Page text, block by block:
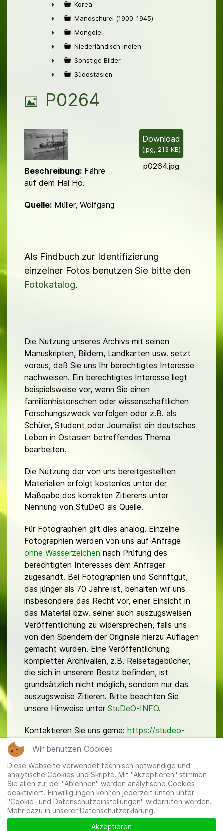
►
►
Korea
►
Mandschurei (1900-1945)
►
Mongolei
►
Niederländisch Indien
►
Sonstige Bilder
Südostasien
B
l
d
P0264
Download
(jpg, 213 KB)
p0264.jpg
Beschreibung: Fähre
auf dem Hai Ho.
Quelle: Müller, Wolfgang
Als Findbuch zur Identifizierung
einzelner Fotos benutzen Sie bitte den
Fotokatalog.
Die Nutzung unseres Archivs mit seinen
Manuskripten, Bildern, Landkarten usw. setzt
voraus, daß Sie uns Ihr berechtigtes Interesse
nachweisen. Ein berechtigtes Interesse liegt
beispielsweise vor, wenn Sie einen
familienhistorischen oder wissenschaftlichen
Forschungszweck verfolgen oder z.B. als
Schüler, Student oder Journalist ein deutsches
Leben in Ostasien betreffendes Thema
bearbeiten.
Die Nutzung der von uns bereitgestellten
Materialien erfolgt kostenlos unter der
Maßgabe des korrekten Zitierens unter
Nennung von StuDeO als Quelle.
Für Fotographien gilt dies analog. Einzelne
Fotographien werden von uns auf Anfrage
ohne Wasserzeichen nach Prüfung des
berechtigten Interesses dem Anfrager
zugesandt. Bei Fotographien und Schriftgut,
das jünger als 70 Jahre ist, behalten wir uns
insbesondere das Recht vor, einer Einsicht in
das Material bzw. seiner auch auszugsweisen
Veröffentlichung zu widersprechen, falls uns
von den Spendern der Originale hierzu Auflagen
gemacht wurden. Eine Veröffentlichung
kompletter Archivalien, z.B. Reisetagebücher,
die sich in unserem Besitz befinden, ist
grundsätzlich nicht möglich, sondern nur das
auszugsweise Zitieren. Bitte beachten Sie
unsere Hinweise unter StuDeO-INFO.
Kontaktieren Sie uns gerne: https://studeo-
Mitglieder|Impressum|Datenschutzerklärung|Cookie-
und Datenschutzeinstellungen
Wir benutzen Cookies
Diese Webseite verwendet technisch notwendige und
analytische Cookies und Skripte. Mit "Akzeptieren" stimmen
Sie allen zu, bei "Ablehnen" werden analytische Cookies
deaktiviert. Einwilligungen können jederzeit unten unter
"Cookie- und Datenschutzeinstellungen" widerrufen werden.
Mehr dazu in unserer Datenschutzerklärung.
Akzeptieren